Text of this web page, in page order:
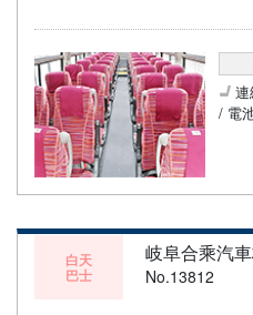
連
/ 電
白天
巴士
岐阜合乘汽
No.13812